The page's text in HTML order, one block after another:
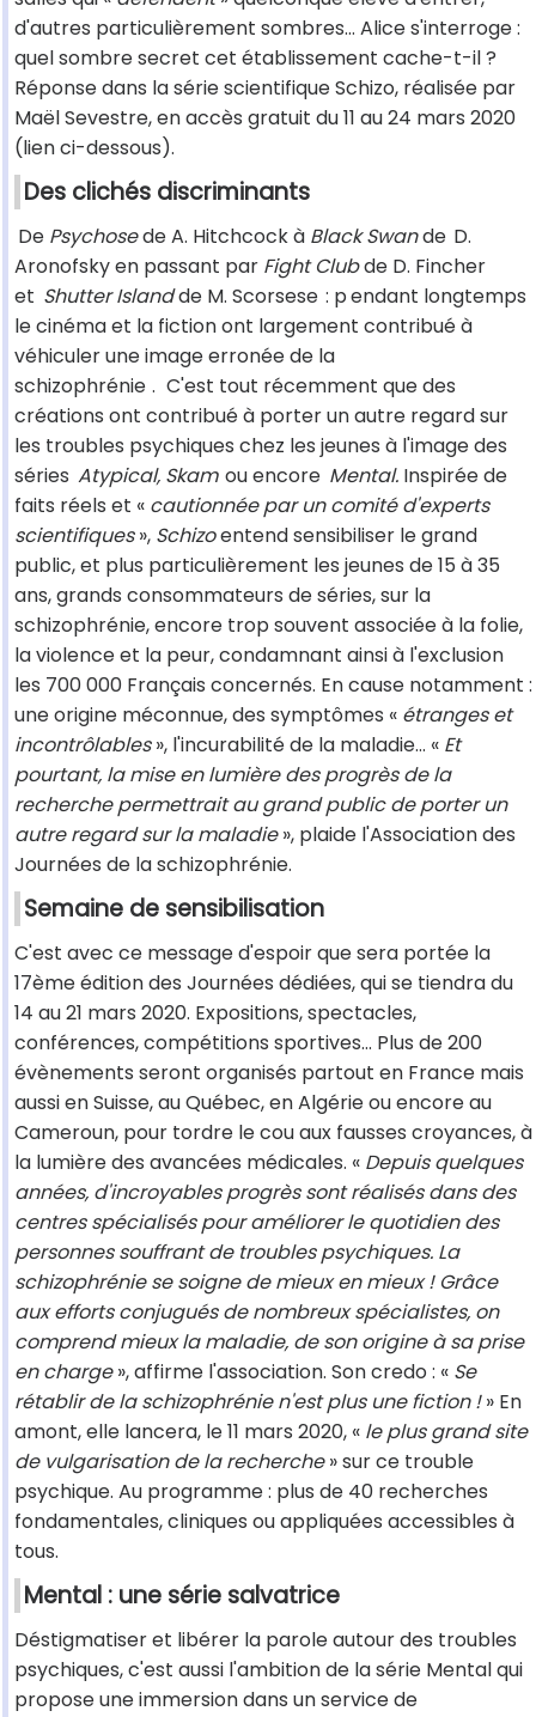
d'autres particulièrement sombres... Alice s'interroge :
quel sombre secret cet établissement cache-t-il ?
Réponse dans la série scientifique Schizo, réalisée par
Maël Sevestre, en accès gratuit du 11 au 24 mars 2020
(lien ci-dessous).
Des clichés discriminants
De Psychosede A. Hitchcock à Black Swande D.
Aronofsky en passant par Fight Clubde D. Fincher
et Shutter Islandde M. Scorsese : pendant longtemps
le cinéma et la fiction ont largement contribué à
véhiculer une image erronée de la
schizophrénie . C'est tout récemment que des
créations ont contribué à porter un autre regard sur
les troubles psychiques chez les jeunes à l'image des
séries Atypical, Skam ou encore Mental. Inspirée de
faits réels et « cautionnée par un comité d'experts
scientifiques», Schizoentend sensibiliser le grand
public, et plus particulièrement les jeunes de 15 à 35
ans, grands consommateurs de séries, sur la
schizophrénie, encore trop souvent associée à la folie,
la violence et la peur, condamnant ainsi à l'exclusion
les 700 000 Français concernés. En cause notamment :
une origine méconnue, des symptômes « étranges et
incontrôlables», l'incurabilité de la maladie... « Et
pourtant, la mise en lumière des progrès de la
recherche permettrait au grand public de porter un
autre regard sur la maladie», plaide l'Association des
Journées de la schizophrénie.
Semaine de sensibilisation
C'est avec ce message d'espoir que sera portée la
17ème édition des Journées dédiées, qui se tiendra du
14 au 21 mars 2020. Expositions, spectacles,
conférences, compétitions sportives... Plus de 200
évènements seront organisés partout en France mais
aussi en Suisse, au Québec, en Algérie ou encore au
Cameroun, pour tordre le cou aux fausses croyances, à
la lumière des avancées médicales. « Depuis quelques
années, d'incroyables progrès sont réalisés dans des
centres spécialisés pour améliorer le quotidien des
personnes souffrant de troubles psychiques. La
schizophrénie se soigne de mieux en mieux ! Grâce
aux efforts conjugués de nombreux spécialistes, on
comprend mieux la maladie, de son origine à sa prise
en charge», affirme l'association. Son credo : « Se
rétablir de la schizophrénie n'est plus une fiction !» En
amont, elle lancera, le 11 mars 2020, « le plus grand site
de vulgarisation de la recherche» sur ce trouble
psychique. Au programme : plus de 40 recherches
fondamentales, cliniques ou appliquées accessibles à
tous.
Mental : une série salvatrice
Déstigmatiser et libérer la parole autour des troubles
psychiques, c'est aussi l'ambition de la série Mental qui
propose une immersion dans un service de